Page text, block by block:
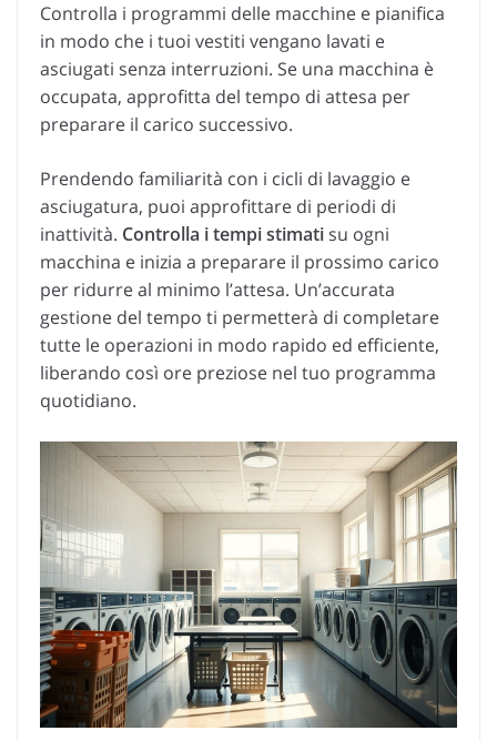
Controlla i programmi delle macchine e pianifica
in modo che i tuoi vestiti vengano lavati e
asciugati senza interruzioni. Se una macchina è
occupata, approfitta del tempo di attesa per
preparare il carico successivo.
Prendendo familiarità con i cicli di lavaggio e
asciugatura, puoi approfittare di periodi di
inattività. Controlla i tempi stimati su ogni
macchina e inizia a preparare il prossimo carico
per ridurre al minimo l’attesa. Un’accurata
gestione del tempo ti permetterà di completare
tutte le operazioni in modo rapido ed efficiente,
liberando così ore preziose nel tuo programma
quotidiano.